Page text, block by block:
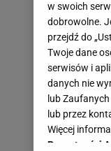
w swoich
dobrowolne.
przejdź do
Twoje dane
serwisów i
danych nie
lub
lub przez
Więcej
Prywatności